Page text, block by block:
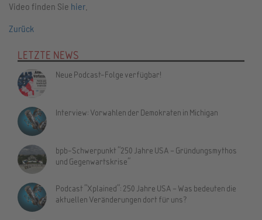
Video finden Sie hier
Zurück
LETZTE NEWS
Neue Podcast-Folge verfügbar!
Interview: Vorwahlen der Demokraten in Michigan
bpb-Schwerpunkt "250 Jahre USA – Gründungsmythos
und Gegenwartskrise"
Podcast "Xplained": 250 Jahre USA – Was bedeuten die
aktuellen Veränderungen dort für uns?